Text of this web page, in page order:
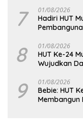
7 01/08/2026
Hadiri HUT
8 01/08/2026
HUT Ke-24
Wujudkan
9 01/08/2026
Bebie: HUT
Membangun